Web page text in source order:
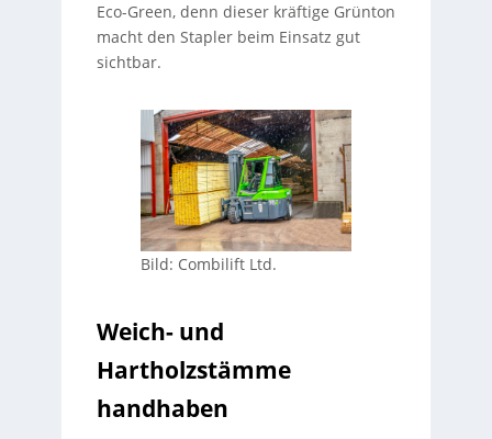
Eco-Green, denn dieser kräftige Grünton
macht den Stapler beim Einsatz gut
sichtbar.
Bild: Combilift Ltd.
Weich- und
Hartholzstämme
handhaben